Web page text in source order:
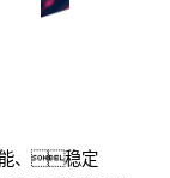
、稳定